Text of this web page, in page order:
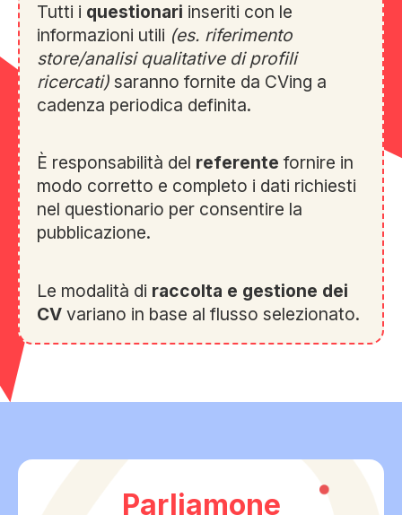
Tutti i questionari inseriti con le
informazioni utili (es. riferimento
store/analisi qualitative di profili
ricercati) saranno fornite da CVing a
cadenza periodica definita.
È responsabilità del referente fornire in
modo corretto e completo i dati richiesti
nel questionario per consentire la
pubblicazione.
Le modalità di raccolta e gestione dei
CV variano in base al flusso selezionato.
Parliamone